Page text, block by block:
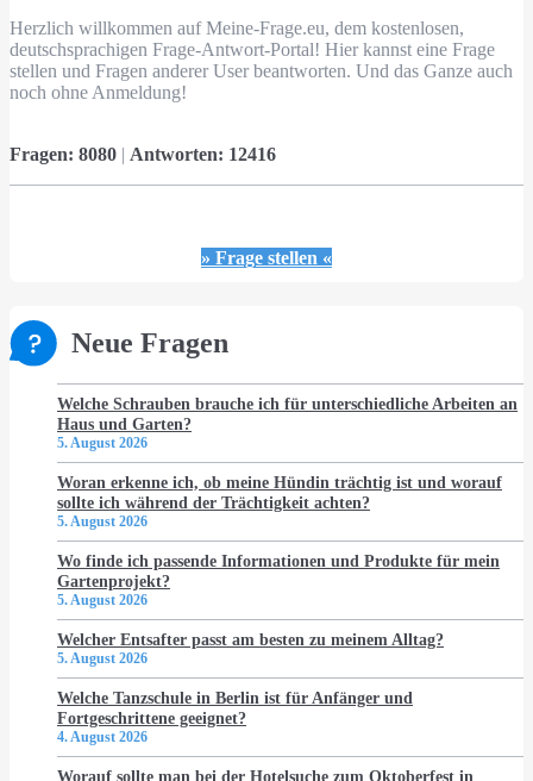
Herzlich willkommen auf Meine-Frage.eu, dem kostenlosen,
deutschsprachigen Frage-Antwort-Portal! Hier kannst eine Frage
stellen und Fragen anderer User beantworten. Und das Ganze auch
noch ohne Anmeldung!
Fragen: 8080 | Antworten: 12416
» Frage stellen «
Neue Fragen
Welche Schrauben brauche ich für unterschiedliche Arbeiten an
Haus und Garten?
5. August 2026
Woran erkenne ich, ob meine Hündin trächtig ist und worauf
sollte ich während der Trächtigkeit achten?
5. August 2026
Wo finde ich passende Informationen und Produkte für mein
Gartenprojekt?
5. August 2026
Welcher Entsafter passt am besten zu meinem Alltag?
5. August 2026
Welche Tanzschule in Berlin ist für Anfänger und
Fortgeschrittene geeignet?
4. August 2026
Worauf sollte man bei der Hotelsuche zum Oktoberfest in